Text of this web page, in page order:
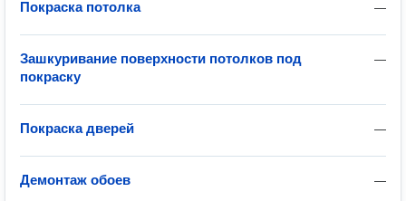
—
Покраска потолка
—
Зашкуривание поверхности потолков под
покраску
—
Покраска дверей
—
Демонтаж обоев